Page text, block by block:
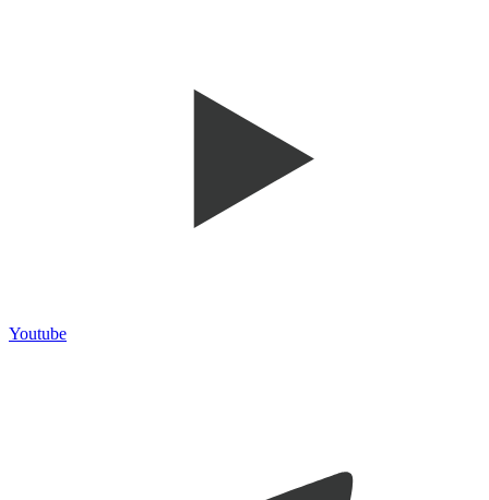
Youtube